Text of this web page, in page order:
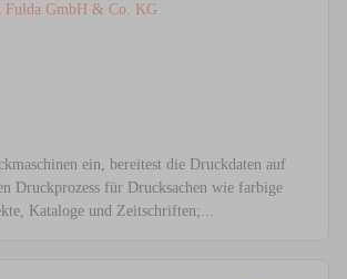
Fulda GmbH & Co. KG
ein, bereitest die Druckdaten auf
Druckprozess für Drucksachen wie farbige
Kataloge und Zeitschriften;...